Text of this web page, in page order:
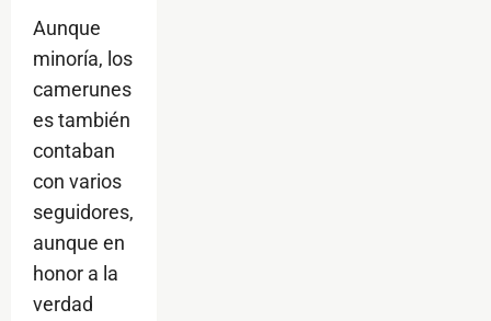
Aunque
minoría, los
camerunes
es también
contaban
con varios
seguidores,
aunque en
honor a la
verdad